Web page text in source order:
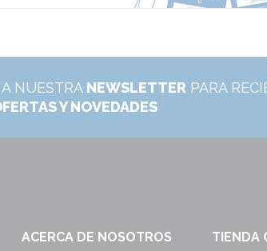
NUESTRA NEWSLETTER PARA
Y NOVEDADES
ACERCA DE NOSOTROS TIENDA